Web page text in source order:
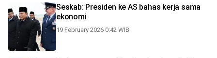
Seskab: Presiden ke AS bahas kerja sama
ekonomi
19 February 2026 0:42 WIB